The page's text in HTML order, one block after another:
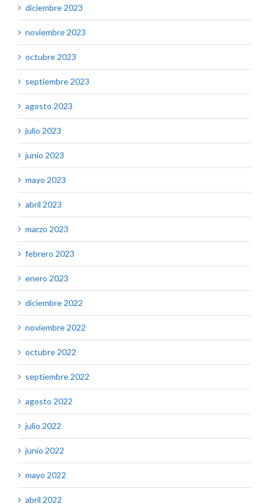
diciembre 2023
noviembre 2023
octubre 2023
septiembre 2023
agosto 2023
julio 2023
junio 2023
mayo 2023
abril 2023
marzo 2023
febrero 2023
enero 2023
diciembre 2022
noviembre 2022
octubre 2022
septiembre 2022
agosto 2022
julio 2022
junio 2022
mayo 2022
abril 2022